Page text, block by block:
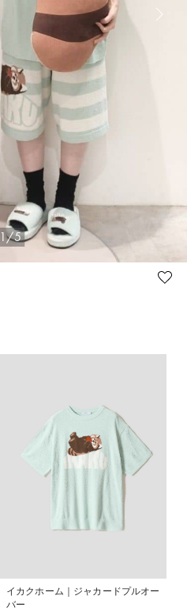
1/5
イカクホーム｜ジャカードプルオー
バー